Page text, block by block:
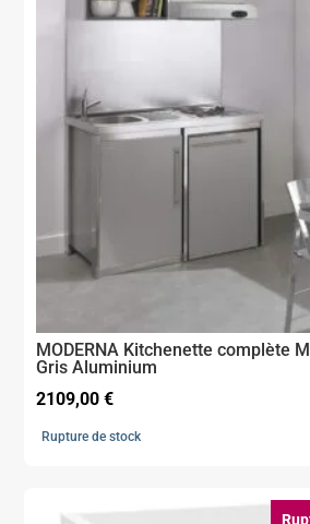
MODERNA Kitchenette complète
Gris Aluminium
2109,00€
Rupture de stock